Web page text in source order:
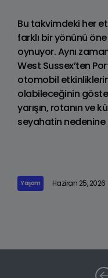
Bu takvimdeki her
farklı bir yönünü
oynuyor. Aynı
West Sussex’ten
otomobil
olabileceğinin
yarışın, rotanın ve
seyahatin nedenine
Yaşam Haziran 25, 2026